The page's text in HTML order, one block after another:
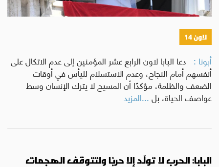
لاون 14
أبونا : دعا البابا لاون الرابع عشر المؤمنين إلى عدم الاتكال على
أنفسهم أمام النجاح، وعدم الاستسلام لليأس في أوقات
الضعف والظلمة، مؤكدًا أن المسيح لا يترك الإنسان وسط
عواصف الحياة، بل...المزيد
البابا: الحرب لا تولّد إلا حربًا ولتتوقف الهجمات